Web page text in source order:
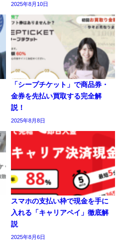
2025年8月10日
「シープチケット」で商品券・
金券を先払い買取する完全解
説！
2025年8月8日
スマホの支払い枠で現金を手に
入れる「キャリアペイ」徹底解
説
2025年8月6日